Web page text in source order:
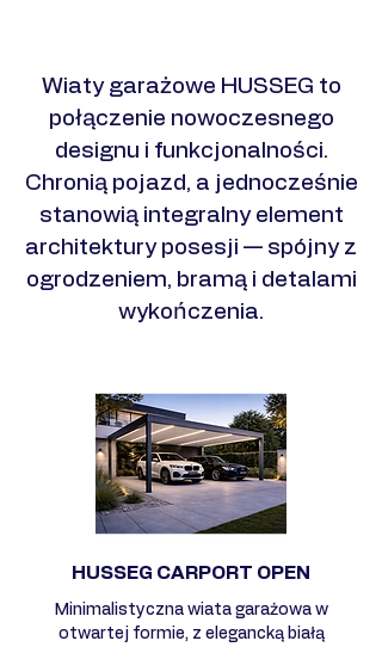
​Wiaty garażowe HUSSEG to
połączenie nowoczesnego
designu i funkcjonalności.
Chronią pojazd, a jednocześnie
stanowią integralny element
architektury posesji — spójny z
ogrodzeniem, bramą i detalami
wykończenia.
HUSSEG CARPORT OPEN
Minimalistyczna wiata garażowa w
otwartej formie, z elegancką białą